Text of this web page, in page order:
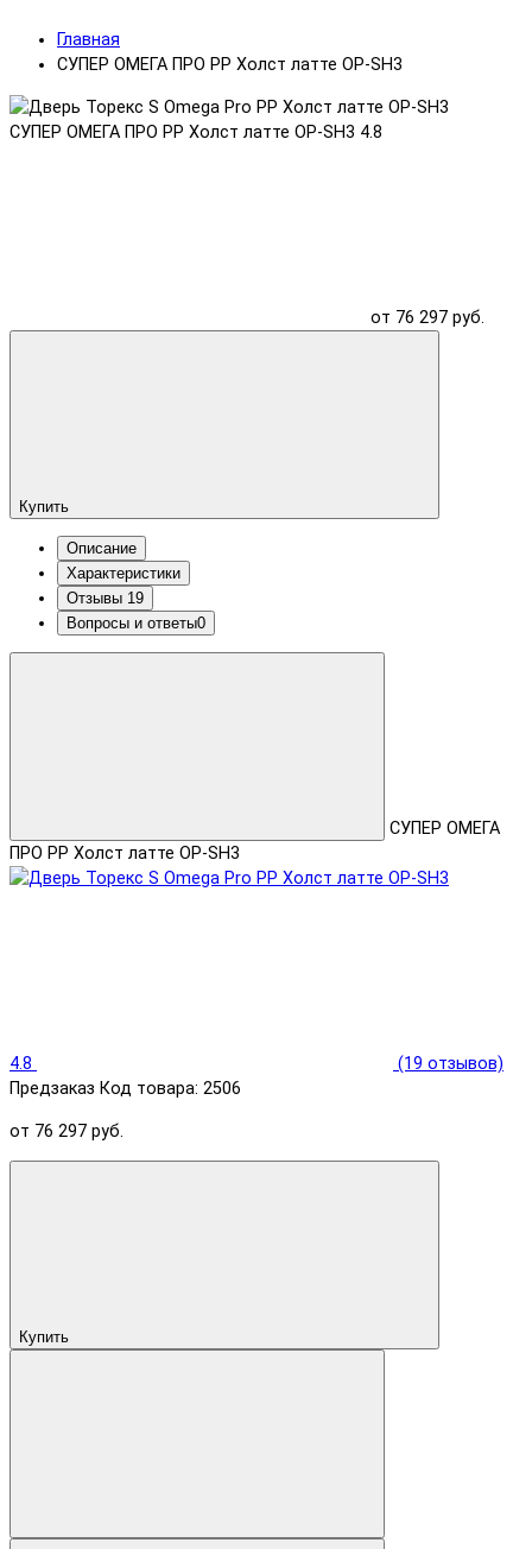
Главная
СУПЕР ОМЕГА ПРО PP Холст латте OP-SH3
СУПЕР ОМЕГА ПРО PP Холст латте OP-SH3 4.8
от 76 297 руб.
Купить
Описание
Характеристики
Отзывы 19
Вопросы и ответы0
СУПЕР ОМЕГА
ПРО PP Холст латте OP-SH3
4.8
(19 отзывов)
Предзаказ Код товара: 2506
от 76 297 руб.
Купить